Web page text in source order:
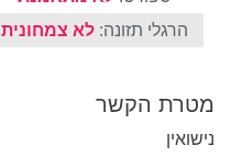
הרגלי תזונה: לא צמחונית
מטרת הקשר
נישואין